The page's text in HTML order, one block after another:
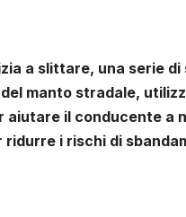
a slittare, una serie
manto stradale,
aiutare il conducente a
i rischi di